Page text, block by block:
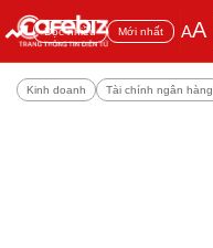
Đọc nhiều Mới nhất AA
Kinh doanh Tài chính ngân hàng